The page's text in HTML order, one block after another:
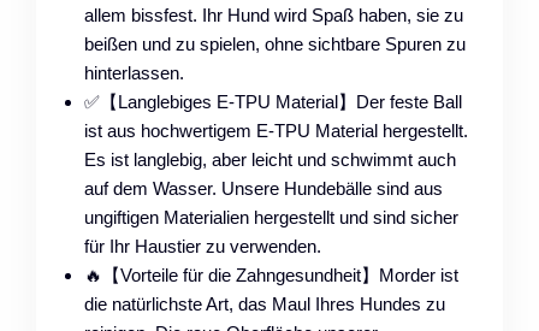
allem bissfest. Ihr Hund wird Spaß haben, sie zu
beißen und zu spielen, ohne sichtbare Spuren zu
hinterlassen.
✅【Langlebiges E-TPU Material】Der feste Ball
ist aus hochwertigem E-TPU Material hergestellt.
Es ist langlebig, aber leicht und schwimmt auch
auf dem Wasser. Unsere Hundebälle sind aus
ungiftigen Materialien hergestellt und sind sicher
für Ihr Haustier zu verwenden.
🔥【Vorteile für die Zahngesundheit】Morder ist
die natürlichste Art, das Maul Ihres Hundes zu